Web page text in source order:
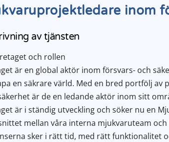
inom
av tjänsten
och rollen
är en global aktör inom försvars- och
en säkrare värld. Med en bred portfölj
är de en ledande aktör inom sitt
är i ständig utveckling och söker nu en
mellan våra interna mjukvaruteam
sker i rätt tid, med rätt funktionalitet